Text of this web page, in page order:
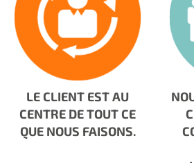
LE CLIENT EST AU
CENTRE DE TOUT CE
QUE NOUS FAISONS.